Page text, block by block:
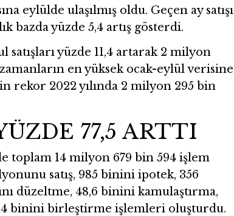
eylülde ulaşılmış oldu. Geçen ay satışı
bazda yüzde 5,4 artış gösterdi.
yüzde 11,4 artarak 2 milyon
en yüksek ocak-eylül verisine
rekor 2022 yılında 2 milyon 295 bin
77,5 ARTTI
toplam 14 milyon 679 bin 594 işlem
satış, 985 binini ipotek, 356
düzeltme, 48,6 binini kamulaştırma,
binini birleştirme işlemleri oluşturdu.